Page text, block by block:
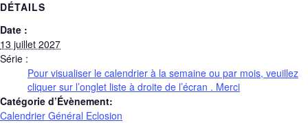
DÉTAILS
Date :
13 juillet 2027
Série :
Pour visualiser le calendrier à la semaine ou par mois, veuillez
cliquer sur l’onglet liste à droite de l’écran . Merci
Catégorie d’Évènement:
Calendrier Général Eclosion